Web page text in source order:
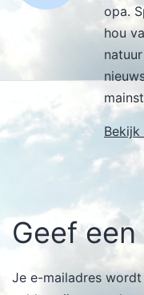
opa.
hou
Geef
Je e-mailadres